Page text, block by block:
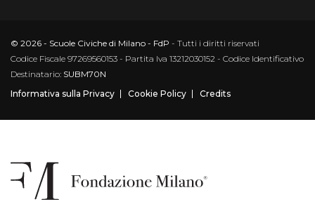
© 2026 - Scuole Civiche di Milano - FdP - Tutti i diritti riservati
Codice Fiscale 97269560153 - Partita Iva 13212030152 - Codice Identificativo
Destinatario: SUBM70N
Informativa sulla Privacy
Cookie Policy Credits